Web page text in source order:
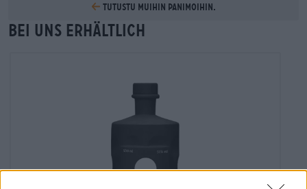
Tutustu muihin panimoihin.
Bei uns erhältlich